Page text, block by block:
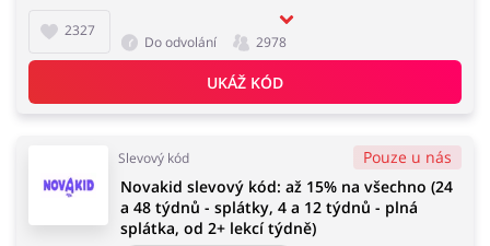
2327
Do odvolání 2978
UKÁŽ KÓD
Slevový kód Pouze u nás
Novakid slevový kód: až 15% na všechno (24
a 48 týdnů - splátky, 4 a 12 týdnů - plná
splátka, od 2+ lekcí týdně)